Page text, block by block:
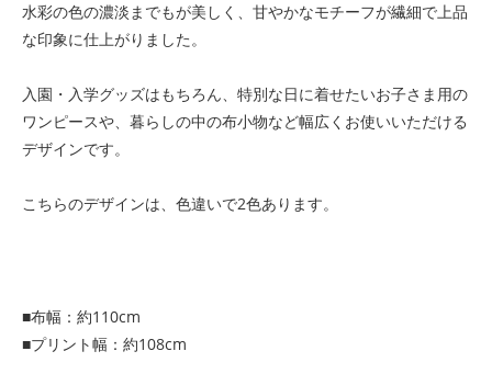
水彩の色の濃淡までもが美しく、甘やかなモチーフが繊細で上品
な印象に仕上がりました。
入園・入学グッズはもちろん、特別な日に着せたいお子さま用の
ワンピースや、暮らしの中の布小物など幅広くお使いいただける
デザインです。
こちらのデザインは、色違いで2色あります。
■布幅：約110cm
■プリント幅：約108cm